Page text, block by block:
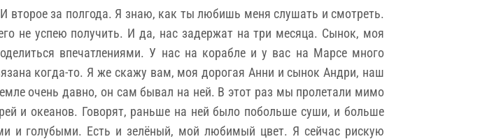
за полгода. Я знаю, как ты любишь меня слушать и смотреть.
не успею получить. И да, нас задержат на три месяца. Сынок, моя
впечатлениями. У нас на корабле и у вас на Марсе много
когда-то. Я же скажу вам, моя дорогая Анни и сынок Андри, наш
очень давно, он сам бывал на ней. В этот раз мы пролетали мимо
и океанов. Говорят, раньше на ней было побольше суши, и больше
и голубыми. Есть и зелёный, мой любимый цвет. Я сейчас рискую